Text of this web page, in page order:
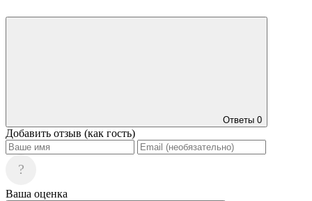
Ответы 0
Добавить отзыв (как гость)
?
Ваша оценка